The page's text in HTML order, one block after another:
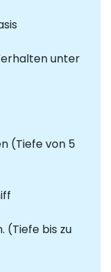
unter
(Tiefe von 5
(Tiefe bis zu